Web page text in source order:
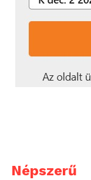
Népszerű